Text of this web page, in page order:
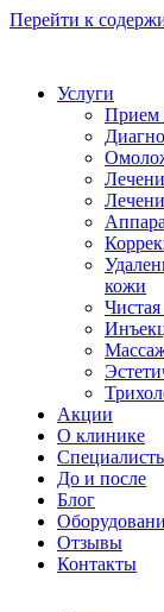
Перейти к
Услуги
Прием
кожи
Акции
О клинике
До и после
Блог
Отзывы
Контакты